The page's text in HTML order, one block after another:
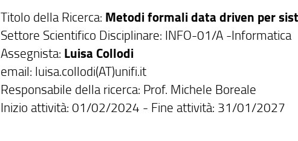
Titolo della Ricerca: Metodi formali data driven per
Settore Scientifico Disciplinare: INFO-01/A -Informatica
Assegnista: Luisa Collodi
email: luisa.collodi(AT)unifi.it
Responsabile della ricerca: Prof. Michele Boreale
Inizio attività: 01/02/2024 - Fine attività: 31/01/2027